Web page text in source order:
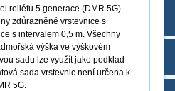
reliéfu 5.generace (DMR 5G).
zdůrazněné vrstevnice s
s intervalem 0,5 m. Všechny
výška ve výškovém
sadu lze využít jako podklad
sada vrstevnic není určena k
5G.